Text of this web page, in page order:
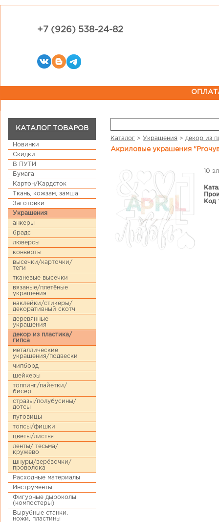
+7 (926) 538-24-82
КАТАЛОГ ТОВАРОВ
Новинки
Скидки
В ПУТИ
Бумага
Картон/Кардсток
Ткань, кожзам, замша
Заготовки
Украшения
анкеры
брадс
люверсы
конверты
высечки/карточки/
теги
тканевые высечки
вязаные/плетёные
украшения
наклейки/стикеры/
декоративный скотч
деревянные
украшения
декор из пластика/
гипса
металлические
украшения/подвески
чипборд
шейкеры
топпинг/пайетки/
бисер
стразы/полубусины/
дотсы
пуговицы
топсы/фишки
цветы/листья
ленты/ тесьма/
кружево
шнуры/верёвочки/
проволока
Расходные материалы
Инструменты
Фигурные дыроколы
(компостеры)
Вырубные станки,
ножи, пластины
Каталог > Украшения > декор из
Акриловые украшения
10
Код